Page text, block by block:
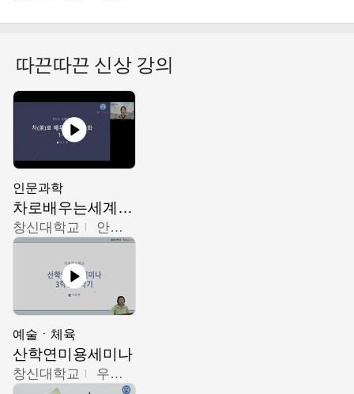
따끈따끈 신상 강의
인문과학
차로배우는세계문화
창신대학교 안소영
예술ㆍ체육
산학연미용세미나
창신대학교 우미옥,오윤경,박선이